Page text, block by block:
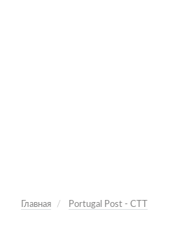
Главная Portugal Post - CTT